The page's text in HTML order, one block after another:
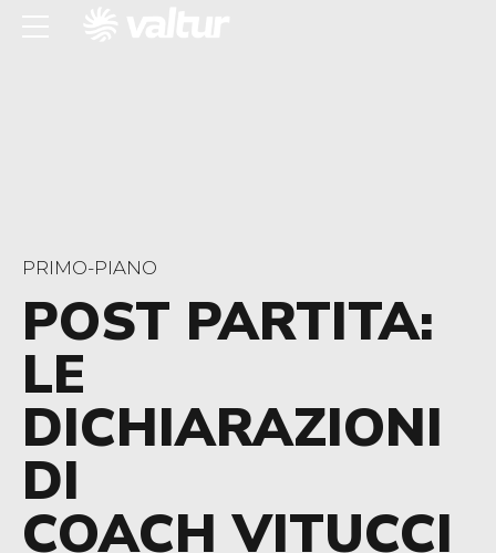
PRIMO-PIANO
POST PARTITA:
LE
DICHIARAZIONI
DI
COACH VITUCCI